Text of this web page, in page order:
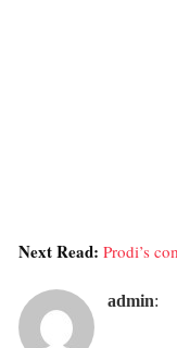
Next Read: Prodi’s
admin: